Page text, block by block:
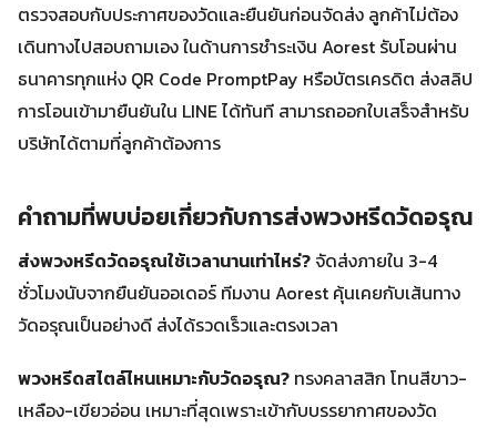
ตรวจสอบกับประกาศของวัดและยืนยันก่อนจัดส่ง ลูกค้าไม่ต้อง
เดินทางไปสอบถามเอง ในด้านการชำระเงิน Aorest รับโอนผ่าน
ธนาคารทุกแห่ง QR Code PromptPay หรือบัตรเครดิต ส่งสลิป
การโอนเข้ามายืนยันใน LINE ได้ทันที สามารถออกใบเสร็จสำหรับ
บริษัทได้ตามที่ลูกค้าต้องการ
คำถามที่พบบ่อยเกี่ยวกับการส่งพวงหรีดวัดอรุณ
ส่งพวงหรีดวัดอรุณใช้เวลานานเท่าไหร่?จัดส่งภายใน 3-4
ชั่วโมงนับจากยืนยันออเดอร์ ทีมงาน Aorest คุ้นเคยกับเส้นทาง
วัดอรุณเป็นอย่างดี ส่งได้รวดเร็วและตรงเวลา
พวงหรีดสไตล์ไหนเหมาะกับวัดอรุณ? ทรงคลาสสิก โทนสีขาว-
เหลือง-เขียวอ่อน เหมาะที่สุดเพราะเข้ากับบรรยากาศของวัด